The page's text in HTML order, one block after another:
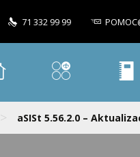
71 332 99 99
> aSISt 5.56.2.0 –